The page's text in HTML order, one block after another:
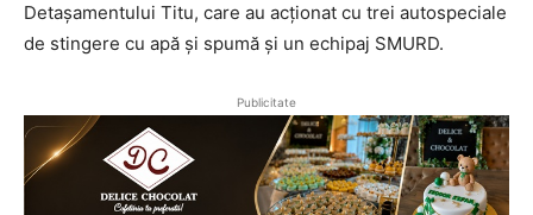
Detașamentului Titu, care au acționat cu trei autospeciale
de stingere cu apă și spumă și un echipaj SMURD.
Publicitate